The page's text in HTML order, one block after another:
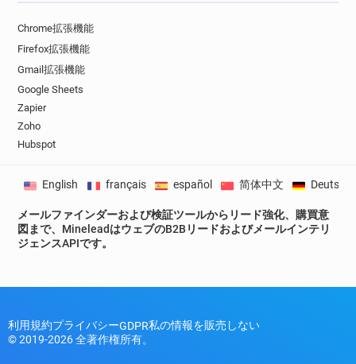
Chrome拡張機能
Firefox拡張機能
Gmail拡張機能
Google Sheets
Zapier
Zoho
Hubspot
メールファインダーおよび検証ツールからリード強化、購買意
図まで、MineleadはウェブのB2Bリードおよびメールインテリ
ジェンスAPIです。
English français español 简体中文 Deutsch
利用規約プライバシーGDPR私の情報を販売しない
© 2019-2026 全著作権所有。